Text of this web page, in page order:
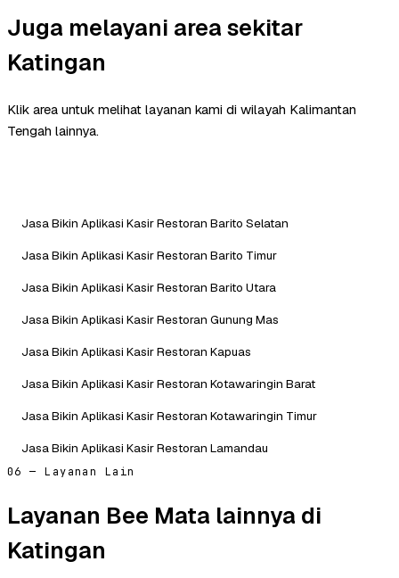
Juga melayani area sekitar
Katingan
Klik area untuk melihat layanan kami di wilayah Kalimantan
Tengah lainnya.
Jasa Bikin Aplikasi Kasir Restoran Barito Selatan
Jasa Bikin Aplikasi Kasir Restoran Barito Timur
Jasa Bikin Aplikasi Kasir Restoran Barito Utara
Jasa Bikin Aplikasi Kasir Restoran Gunung Mas
Jasa Bikin Aplikasi Kasir Restoran Kapuas
Jasa Bikin Aplikasi Kasir Restoran Kotawaringin Barat
Jasa Bikin Aplikasi Kasir Restoran Kotawaringin Timur
Jasa Bikin Aplikasi Kasir Restoran Lamandau
06 — Layanan Lain
Layanan Bee Mata lainnya di
Katingan